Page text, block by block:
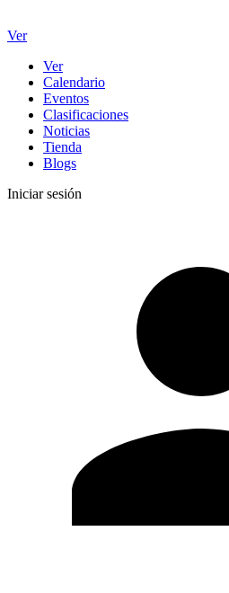
Ver
Ver
Calendario
Eventos
Clasificaciones
Noticias
Tienda
Blogs
Iniciar sesión